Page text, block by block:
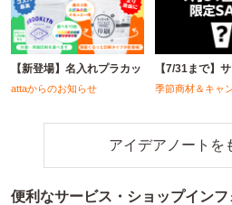
【新登場】名入れプラカッ
attaからのお知らせ
【7/31まで】
季節商材＆キャ
アイデアノートを
便利なサービス・ショップイン